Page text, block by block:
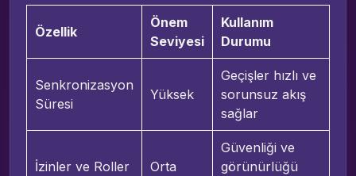
Özellik
Önem
Seviyesi
Kullanım
Durumu
Senkronizasyon
Süresi
Yüksek
Geçişler hızlı ve
sorunsuz akış
sağlar
İzinler ve Roller Orta
Güvenliği ve
görünürlüğü